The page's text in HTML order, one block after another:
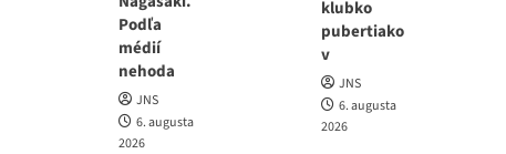
Podľa
médií
nehoda
JNS
6. augusta
2026
klubko
pubertiako
v
JNS
6. augusta
2026